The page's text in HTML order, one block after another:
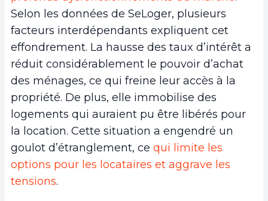
Selon les données de SeLoger, plusieurs
facteurs interdépendants expliquent cet
effondrement. La hausse des taux d’intérêt a
réduit considérablement le pouvoir d’achat
des ménages, ce qui freine leur accès à la
propriété. De plus, elle immobilise des
logements qui auraient pu être libérés pour
la location. Cette situation a engendré un
goulot d’étranglement, ce qui limite les
options pour les locataires et aggrave les
tensions.